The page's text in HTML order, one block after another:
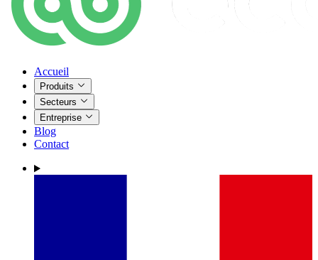
Accueil
Produits
Secteurs
Entreprise
Blog
Contact